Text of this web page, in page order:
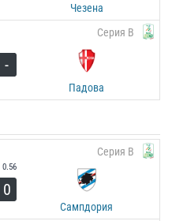
Чезена
Серия B
-
Падова
Серия B
0.56
0
Сампдория